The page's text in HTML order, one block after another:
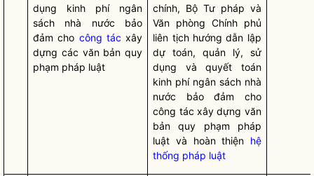
dụng kinh phí ngân
sách nhà nước bảo
đảm cho công tác xây
dựng các văn bản quy
phạm pháp luật
chính, Bộ Tư pháp và
Văn phòng Chính phủ
liên tịch hướng dẫn lập
dự toán, quản lý, sử
dụng và quyết toán
kinh phí ngân sách nhà
nước bảo đảm cho
công tác xây dựng văn
bản quy phạm pháp
luật và hoàn thiện hệ
thống pháp luật